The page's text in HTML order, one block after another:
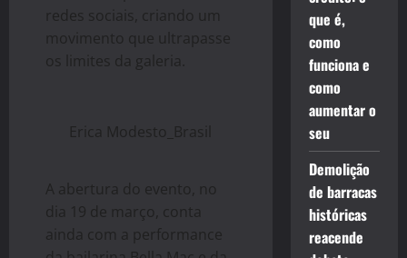
redes sociais, criando um
movimento que ultrapasse
os limites da galeria.
Erica Modesto_Brasil
A abertura do evento, no
dia 19 de março, conta
ainda com a performance
que é,
como
funciona e
como
aumentar o
seu
Demolição
de barracas
históricas
reacende